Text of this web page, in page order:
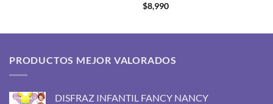
Valorado
$8,990
PRODUCTOS MEJOR VALORADOS
DISFRAZ INFANTIL FANCY NANCY